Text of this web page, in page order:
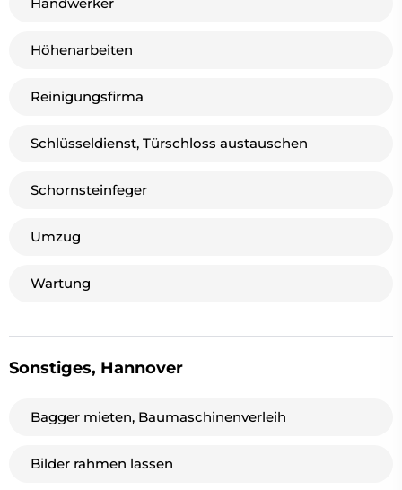
Handwerker
Höhenarbeiten
Reinigungsfirma
Schlüsseldienst, Türschloss austauschen
Schornsteinfeger
Umzug
Wartung
Sonstiges, Hannover
Bagger mieten, Baumaschinenverleih
Bilder rahmen lassen